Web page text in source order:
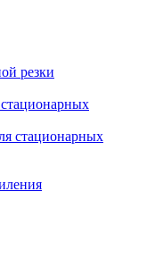
резки
стационарных